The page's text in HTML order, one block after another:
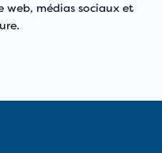
web, médias sociaux et